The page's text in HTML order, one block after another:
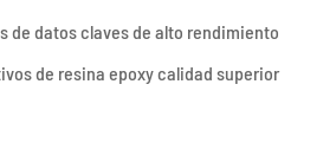
de datos claves de alto rendimiento
de resina epoxy calidad superior